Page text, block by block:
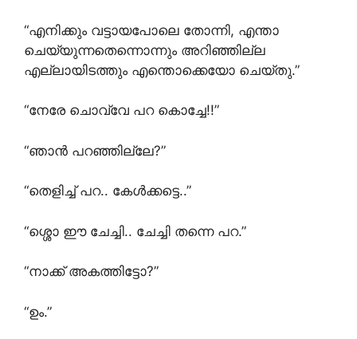
“എനിക്കും വട്ടായപോലെ തോന്നി, എന്താ
ചെയ്യുന്നതെന്നൊന്നും അറിഞ്ഞില്ല
എല്ലായിടത്തും എന്തൊക്കെയോ ചെയ്തു.”
“നേരേ ചൊവ്വേ പറ കൊച്ചേ!!”
“ഞാൻ പറഞ്ഞില്ലേ?”
“തെളിച്ച് പറ.. കേൾക്കട്ടെ..”
“ശ്ശൊ ഈ ചേച്ചി.. ചേച്ചി തന്നെ പറ.”
“നാക്ക് അകത്തിട്ടോ?”
“ഉം.”